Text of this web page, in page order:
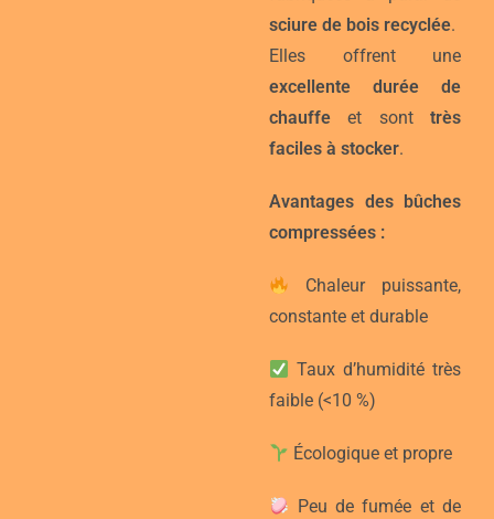
sciure de bois recyclée.
Elles offrent une
excellente durée de
chauffe et sont très
faciles à stocker.
Avantages des bûches
compressées :
Chaleur puissante,
constante et durable
Taux d’humidité très
faible (<10 %)
Écologique et propre
Peu de fumée et de